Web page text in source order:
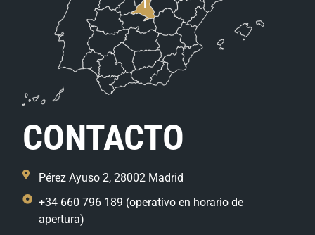
CONTACTO
Pérez Ayuso 2, 28002 Madrid
+34 660 796 189 (operativo en horario de
apertura)